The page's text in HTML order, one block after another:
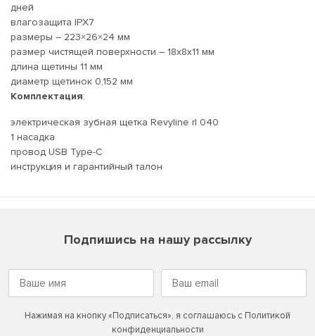
дней
влагозащита IPX7
размеры – 223×26×24 мм
размер чистящей поверхности – 18х8х11 мм
длина щетины 11 мм
диаметр щетинок 0,152 мм
Комплектация:
электрическая зубная щетка Revyline rl 040
1 насадка
провод USB Type-C
инструкция и гарантийный талон
Подпишись на нашу рассылку
Нажимая на кнопку «Подписаться», я соглашаюсь с Политикой
конфиденциальности